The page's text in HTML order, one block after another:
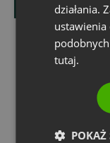
działania.
ustawienia
tutaj.
POKAŻ